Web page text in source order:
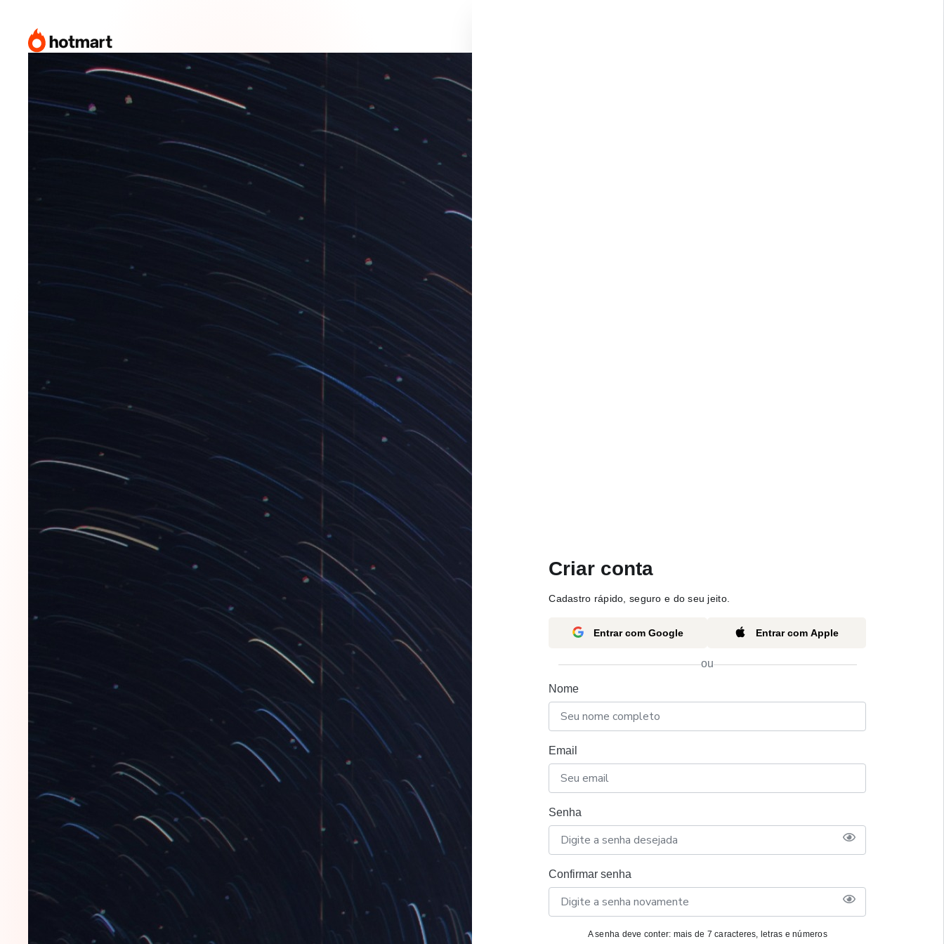
Criar conta
Cadastro rápido, seguro e do seu jeito.
Entrar com Google Entrar com Apple
ou
Nome
Email
Senha
Confirmar senha
A senha deve conter: mais de 7 caracteres, letras e números